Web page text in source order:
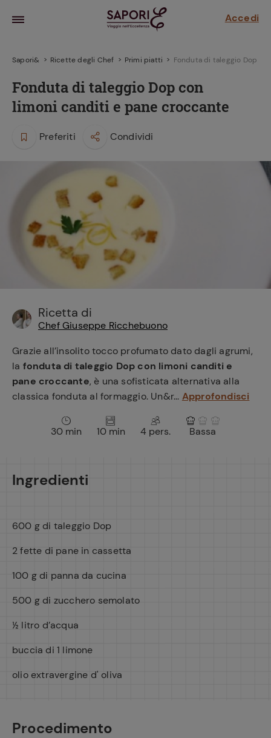
Accedi
Sapori& Ricette degli Chef Primi piatti Fonduta di taleggio Dop
Fonduta di taleggio Dop con
limoni canditi e pane croccante
Preferiti Condividi
Ricetta di
Chef Giuseppe Ricchebuono
Grazie all’insolito tocco profumato dato dagli agrumi,
la fonduta di taleggio Dop con limoni canditi e
pane croccante, è una sofisticata alternativa alla
classica fonduta al formaggio. Un&r... Approfondisci
30 min 10 min 4 pers. Bassa
Ingredienti
600 g di taleggio Dop
2 fette di pane in cassetta
100 g di panna da cucina
500 g di zucchero semolato
½ litro d’acqua
buccia di 1 limone
olio extravergine d' oliva
Procedimento